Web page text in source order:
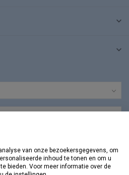
van onze bezoekersgegevens, om
inhoud te tonen en om u
bieden. Voor meer informatie over de